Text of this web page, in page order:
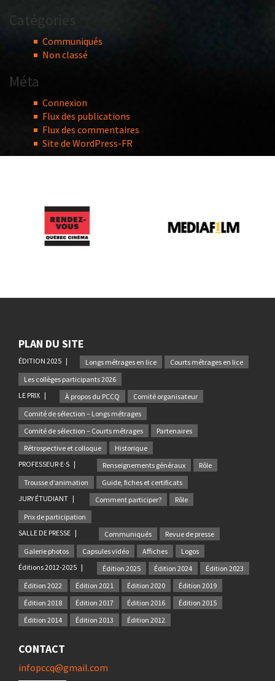
Catégories
Communiqués
Non classé
Méta
Connexion
Flux des publications
Flux des commentaires
Site de WordPress-FR
PLAN DU SITE
ÉDITION 2025 Longs métrages en lice
Courts métrages en lice
Les collèges participants 2026
LE PRIX
À propos du PCCQ
Comité organisateur
Comité de sélection – Longs métrages
Comité de sélection – Courts métrages
Partenaires
Rétrospective et colloque
Historique
PROFESSEUR·E·S
Renseignements généraux
Rôle
Trousse d’animation
Guide, fiches et certificats
JURY ÉTUDIANT
Comment participer?
Rôle
Prix de participation
SALLE DE PRESSE
Communiqués
Revue de presse
Galerie photos
Capsules vidéo Affiches
Logos
Éditions 2012-2025
Édition 2025 Édition 2024
Édition 2023
Édition 2022
Édition 2021 Édition 2020
Édition 2019
Édition 2018
Édition 2017 Édition 2016
Édition 2015
Édition 2014
Édition 2013 Édition 2012
CONTACT
infopccq@gmail.com